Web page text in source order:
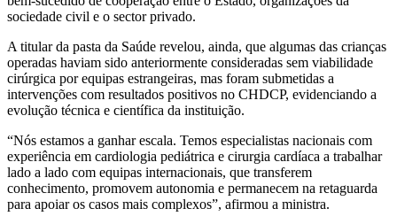
sociedade civil e o sector privado.
A titular da pasta da Saúde revelou, ainda, que algumas das crianças
operadas haviam sido anteriormente consideradas sem viabilidade
cirúrgica por equipas estrangeiras, mas foram submetidas a
intervenções com resultados positivos no CHDCP, evidenciando a
evolução técnica e científica da instituição.
“Nós estamos a ganhar escala. Temos especialistas nacionais com
experiência em cardiologia pediátrica e cirurgia cardíaca a trabalhar
lado a lado com equipas internacionais, que transferem
conhecimento, promovem autonomia e permanecem na retaguarda
para apoiar os casos mais complexos”, afirmou a ministra.